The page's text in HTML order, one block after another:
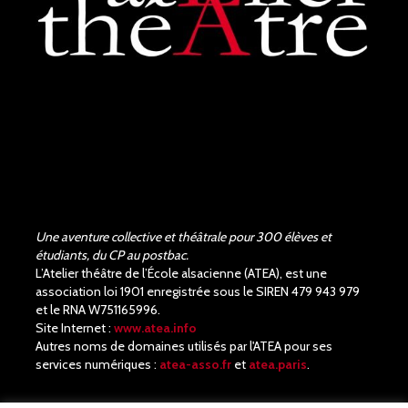
Bravo !!! Que de bons
acteurs !! Quel beau travail.
Un Richard III de très bonne
qualité.
Une aventure collective et théâtrale pour 300 élèves et
étudiants, du CP au postbac.
L’Atelier théâtre de l’École alsacienne (ATEA), est une
association loi 1901 enregistrée sous le SIREN 479 943 979
et le RNA W751165996.
Site Internet : www.atea.info
Autres noms de domaines utilisés par l'ATEA pour ses
services numériques : atea-asso.fr et atea.paris.